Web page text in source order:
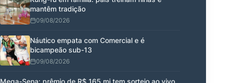
mantêm tradição
09/08/2026
Náutico empata com Comercial e é
bicampeão sub-13
09/08/2026